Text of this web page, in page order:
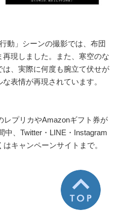
動」シーンの撮影では、布団
現しました。また、寒空のな
、実際に何度も腕立て伏せが
表情が再現されています。
レプリカやAmazonギフト券が
中、Twitter・LINE・Instagram
キャンペーンサイトまで。